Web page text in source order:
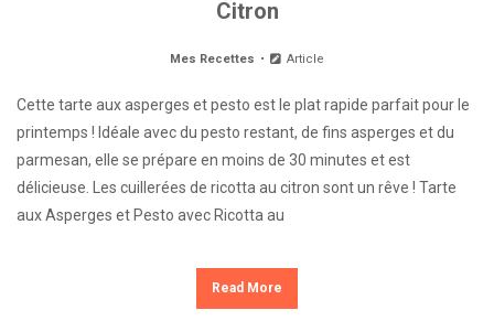
Citron
Mes Recettes Article
Cette tarte aux asperges et pesto est le plat rapide parfait pour le
printemps ! Idéale avec du pesto restant, de fins asperges et du
parmesan, elle se prépare en moins de 30 minutes et est
délicieuse. Les cuillerées de ricotta au citron sont un rêve ! Tarte
aux Asperges et Pesto avec Ricotta au
Read More